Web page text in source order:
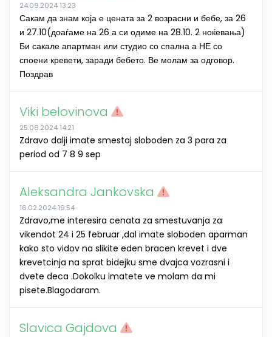
24.09.2024 13:23
Сакам да знам која е цената за 2 возрасни и бебе, за 26
и 27.10(доаѓаме на 26 а си одиме на 28.10. 2 ноќевања)
Би сакале апартман или студио со спална а НЕ со
споени кревети, заради бебето. Ве молам за одговор.
Поздрав
Viki belovinova
25.08.2024 14:21
Zdravo dalji imate smestaj sloboden za 3 para za
period od 7 8 9 sep
Aleksandra Jankovska
16.02.2024 19:54
Zdravo,me interesira cenata za smestuvanja za
vikendot 24 i 25 februar ,dal imate sloboden aparman
kako sto vidov na slikite eden bracen krevet i dve
krevetcinja na sprat bidejku sme dvajca vozrasni i
dvete deca .Dokolku imatete ve molam da mi
pisete.Blagodaram.
Slavica Gajdova